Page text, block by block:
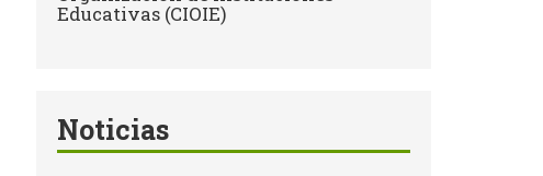
Educativas (CIOIE)
Noticias